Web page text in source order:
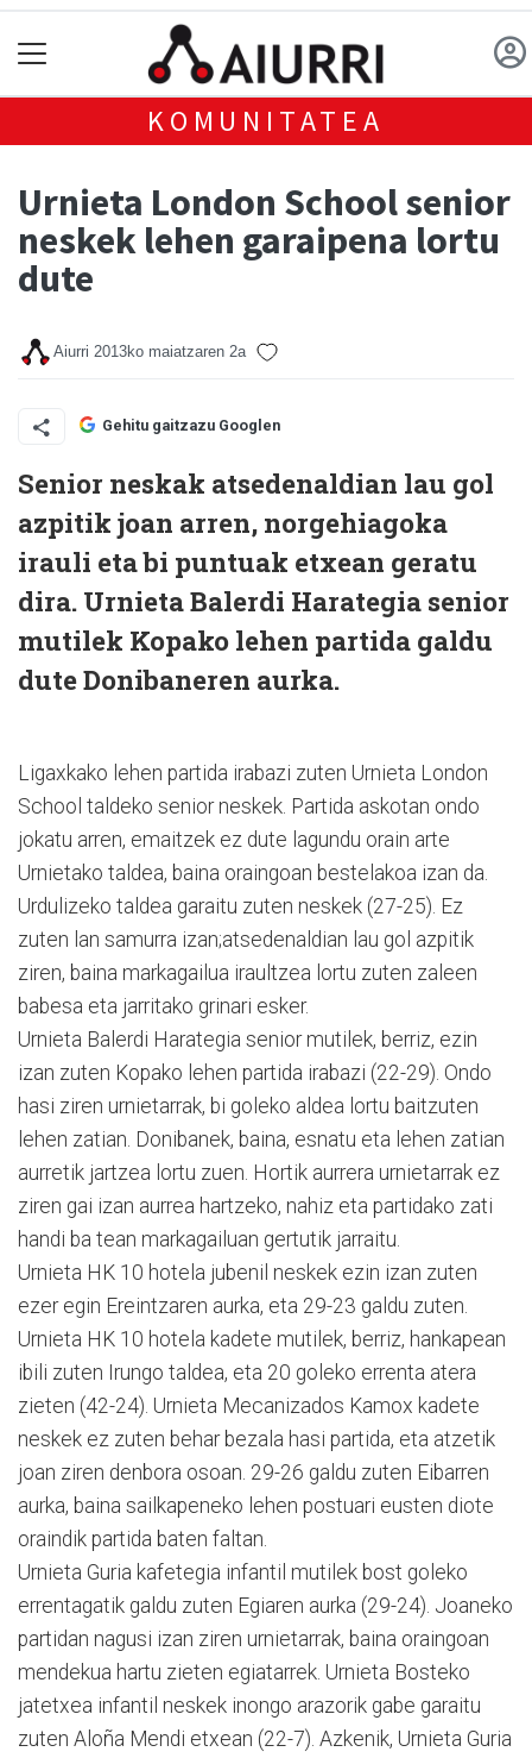
KOMUNITATEA
Urnieta London School senior
neskek lehen garaipena lortu
dute
Aiurri 2013ko maiatzaren 2a
Gehitu gaitzazu Googlen
Senior neskak atsedenaldian lau gol
azpitik joan arren, norgehiagoka
irauli eta bi puntuak etxean geratu
dira. Urnieta Balerdi Harategia senior
mutilek Kopako lehen partida galdu
dute Donibaneren aurka.
Ligaxkako lehen partida irabazi zuten Urnieta London
School taldeko senior neskek. Partida askotan ondo
jokatu arren, emaitzek ez dute lagundu orain arte
Urnietako taldea, baina oraingoan bestelakoa izan da.
Urdulizeko taldea garaitu zuten neskek (27-25). Ez
zuten lan samurra izan;atsedenaldian lau gol azpitik
ziren, baina markagailua iraultzea lortu zuten zaleen
babesa eta jarritako grinari esker.
Urnieta Balerdi Harategia senior mutilek, berriz, ezin
izan zuten Kopako lehen partida irabazi (22-29). Ondo
hasi ziren urnietarrak, bi goleko aldea lortu baitzuten
lehen zatian. Donibanek, baina, esnatu eta lehen zatian
aurretik jartzea lortu zuen. Hortik aurrera urnietarrak ez
ziren gai izan aurrea hartzeko, nahiz eta partidako zati
handi ba tean markagailuan gertutik jarraitu.
Urnieta HK 10 hotela jubenil neskek ezin izan zuten
ezer egin Ereintzaren aurka, eta 29-23 galdu zuten.
Urnieta HK 10 hotela kadete mutilek, berriz, hankapean
ibili zuten Irungo taldea, eta 20 goleko errenta atera
zieten (42-24). Urnieta Mecanizados Kamox kadete
neskek ez zuten behar bezala hasi partida, eta atzetik
joan ziren denbora osoan. 29-26 galdu zuten Eibarren
aurka, baina sailkapeneko lehen postuari eusten diote
oraindik partida baten faltan.
Urnieta Guria kafetegia infantil mutilek bost goleko
errentagatik galdu zuten Egiaren aurka (29-24). Joaneko
partidan nagusi izan ziren urnietarrak, baina oraingoan
mendekua hartu zieten egiatarrek. Urnieta Bosteko
jatetxea infantil neskek inongo arazorik gabe garaitu
zuten Aloña Mendi etxean (22-7). Azkenik, Urnieta Guria